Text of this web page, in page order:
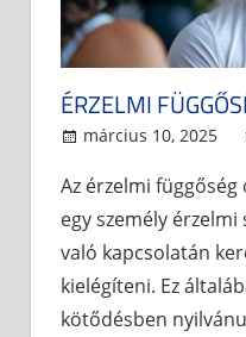
ÉRZELMI
március 10, 2025
Az érzelmi
egy személy
való kapcsolatán
kielégíteni. Ez
kötődésben